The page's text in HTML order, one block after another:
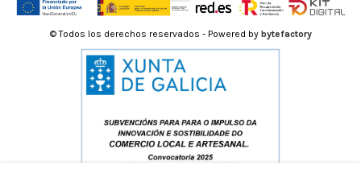
© Todos los derechos reservados - Powered by bytefactory